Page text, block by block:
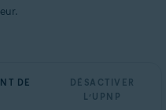
DE
DÉSACTIVER
L’UPNP